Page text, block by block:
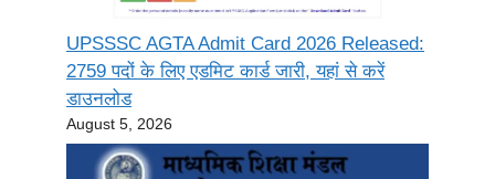
UPSSSC AGTA Admit Card 2026 Released:
2759 पदों के लिए एडमिट कार्ड जारी, यहां से करें
डाउनलोड
August 5, 2026